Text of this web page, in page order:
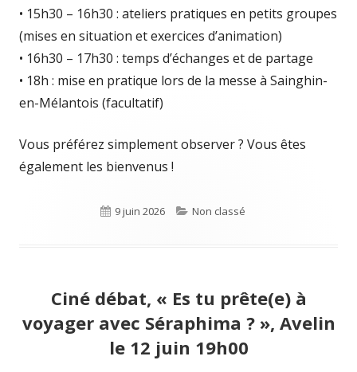
• 15h30 – 16h30 : ateliers pratiques en petits groupes
(mises en situation et exercices d’animation)
• 16h30 – 17h30 : temps d’échanges et de partage
• 18h : mise en pratique lors de la messe à Sainghin-
en-Mélantois (facultatif)
Vous préférez simplement observer ? Vous êtes
également les bienvenus !
Publié
9 juin 2026 Catégories
Non classé
Ciné débat, « Es tu prête(e) à
voyager avec Séraphima ? », Avelin
le 12 juin 19h00